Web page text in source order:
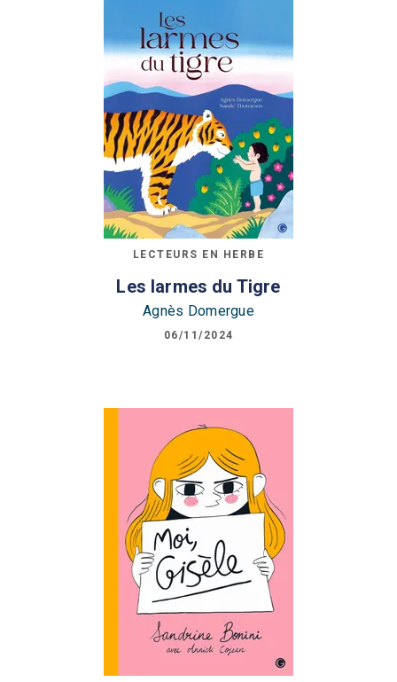
LECTEURS EN HERBE
Les larmes du Tigre
Agnès Domergue
06/11/2024